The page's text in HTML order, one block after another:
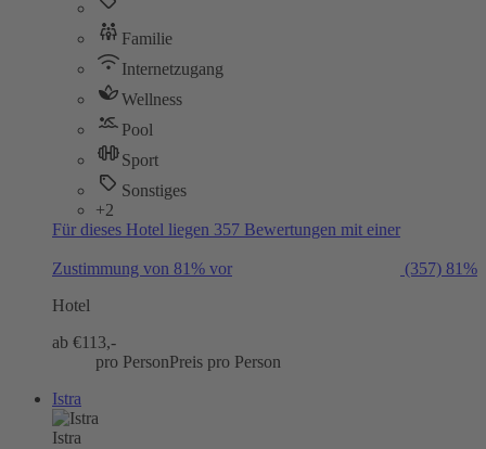
Familie
Internetzugang
Wellness
Pool
Sport
Sonstiges
+2
Für dieses Hotel liegen 357 Bewertungen mit einer
Zustimmung von 81% vor (357) 81%
Hotel
ab €113,-
pro PersonPreis pro Person
Istra
Istra